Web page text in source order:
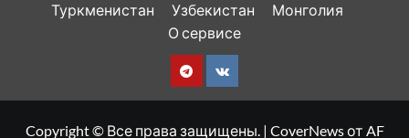
Туркменистан
Узбекистан
Монголия
О сервисе
Telegram
VK
Copyright © Все права защищены. | CoverNewsот AF